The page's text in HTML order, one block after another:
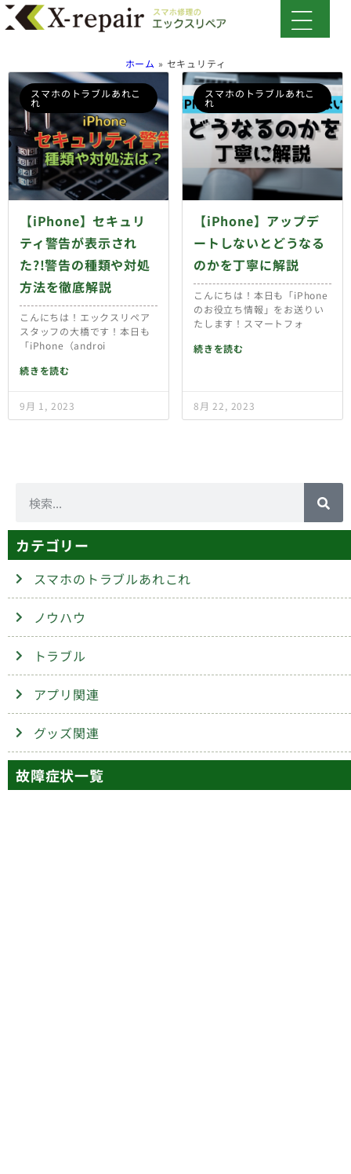
ホーム » セキュリティ
スマホのトラブルあれこ
れ
【iPhone】セキュリ
ティ警告が表示され
た?!警告の種類や対処
方法を徹底解説
こんにちは！エックスリペア
スタッフの大橋です！本日も
「iPhone（androi
続きを読む
9月 1, 2023
スマホのトラブルあれこ
れ
【iPhone】アップデ
ートしないとどうなる
のかを丁寧に解説
こんにちは！本日も「iPhone
のお役立ち情報」をお送りい
たします！スマートフォ
続きを読む
8月 22, 2023
カテゴリー
スマホのトラブルあれこれ
ノウハウ
トラブル
アプリ関連
グッズ関連
故障症状一覧